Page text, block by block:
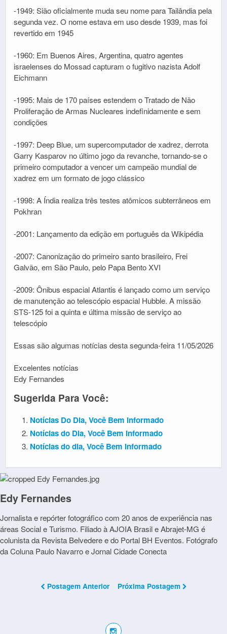
-1949: Sião oficialmente muda seu nome para Tailândia pela
segunda vez. O nome estava em uso desde 1939, mas foi
revertido em 1945
-1960: Em Buenos Aires, Argentina, quatro agentes
israelenses do Mossad capturam o fugitivo nazista Adolf
Eichmann
-1995: Mais de 170 países estendem o Tratado de Não
Proliferação de Armas Nucleares indefinidamente e sem
condições
-1997: Deep Blue, um supercomputador de xadrez, derrota
Garry Kasparov no último jogo da revanche, tornando-se o
primeiro computador a vencer um campeão mundial de
xadrez em um formato de jogo clássico
-1998: A Índia realiza três testes atômicos subterrâneos em
Pokhran
-2001: Lançamento da edição em português da Wikipédia
-2007: Canonização do primeiro santo brasileiro, Frei
Galvão, em São Paulo, pelo Papa Bento XVI
-2009: Ônibus espacial Atlantis é lançado como um serviço
de manutenção ao telescópio espacial Hubble. A missão
STS-125 foi a quinta e última missão de serviço ao
telescópio
Essas são algumas notícias desta segunda-feira 11/05/2026
Excelentes notícias
Edy Fernandes
Sugerida Para Você:
Notícias Do Dia, Você Bem Informado
Notícias do Dia, Você Bem Informado
Notícias do dia, Você Bem Informado
Edy Fernandes
Jornalista e repórter fotográfico com 20 anos de experiência nas
áreas Social e Turismo. Filiado à AJOIA Brasil e Abrajet-MG é
colunista da Revista Belvedere e do Portal BH Eventos. Fotógrafo
da Coluna Paulo Navarro e Jornal Cidade Conecta
Postagem Anterior Próxima Postagem